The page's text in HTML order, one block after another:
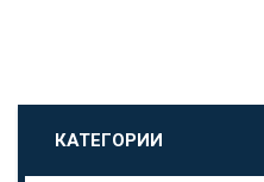
КАТЕГОРИИ